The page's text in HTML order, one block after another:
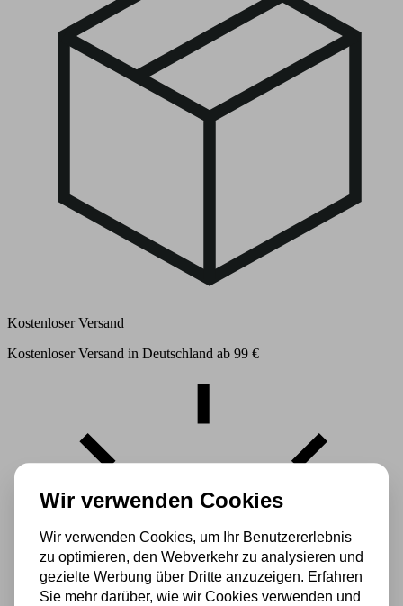
Kostenloser Versand
Kostenloser Versand in Deutschland ab 99 €
Wir verwenden Cookies
Wir verwenden Cookies, um Ihr Benutzererlebnis
zu optimieren, den Webverkehr zu analysieren und
gezielte Werbung über Dritte anzuzeigen. Erfahren
Sie mehr darüber, wie wir Cookies verwenden und